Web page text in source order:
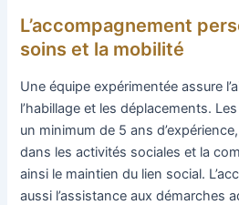
L’accompagnement
soins et la mobilité
Une équipe expérimentée assure
l’habillage et les déplacements.
un minimum de 5 ans
dans les activités sociales et la
ainsi le maintien du lien social.
aussi l’assistance aux démarches